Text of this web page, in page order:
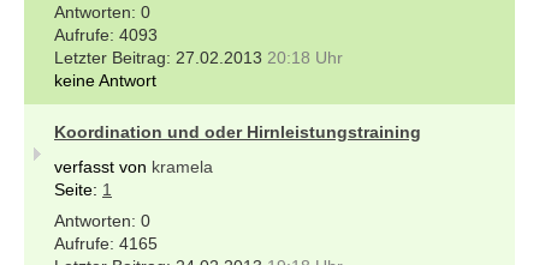
0
4093
27.02.2013 20:18 Uhr
keine Antwort
Koordination und oder Hirnleistungstraining
verfasst von kramela
Seite: 1
0
4165